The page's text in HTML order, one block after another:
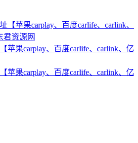
苹果carplay、百度carlife、carlink、亿
苹果carplay、百度carlife、carlink、亿